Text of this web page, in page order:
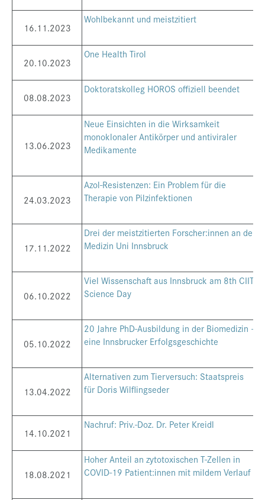
16.11.2023
Wohlbekannt und meistzitiert
20.10.2023
One Health Tirol
08.08.2023
Doktoratskolleg HOROS offiziell beendet
13.06.2023
Neue Einsichten in die Wirksamkeit
monoklonaler Antikörper und antiviraler
Medikamente
24.03.2023
Azol-Resistenzen: Ein Problem für die
Therapie von Pilzinfektionen
17.11.2022
Drei der meistzitierten Forscher:innen an der
Medizin Uni Innsbruck
06.10.2022
Viel Wissenschaft aus Innsbruck am 8th CIIT
Science Day
05.10.2022
20 Jahre PhD-Ausbildung in der Biomedizin –
eine Innsbrucker Erfolgsgeschichte
13.04.2022
Alternativen zum Tierversuch: Staatspreis
für Doris Wilflingseder
14.10.2021
Nachruf: Priv.-Doz. Dr. Peter Kreidl
18.08.2021
Hoher Anteil an zytotoxischen T-Zellen in
COVID-19 Patient:innen mit mildem Verlauf